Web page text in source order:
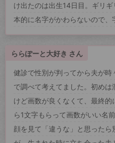
け出たのは出生14日目。ギリ
本的に名字がかわらないので、
ららぽーと大好き さん
健診で性別が判ってから夫が
で調べて考えてました。初め
けど画数が良くなくて、最終
ら1文字もらって画数がいい名
顔を見て「違うな」と思った